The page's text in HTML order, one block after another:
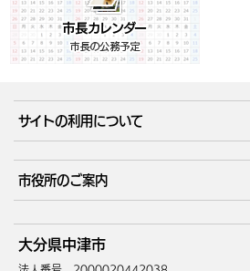
サイトの利用について
サイトマップ
市役所のご案内
庁舎地図 組織
中津市へのアクセス
大分県中津市